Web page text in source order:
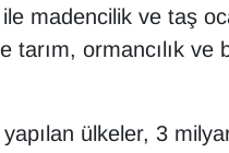
madencilik ve taş
ormancılık ve
ülkeler, 3